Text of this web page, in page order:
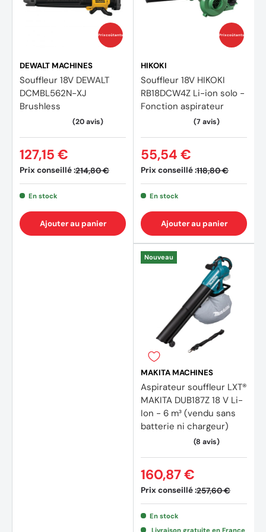
1X batterie
Prix coûtants
DEWALT MACHINES
Souffleur 18V DEWALT
DCMBL562N-XJ
Brushless
Prix conseillé :214,80 €
127,15 €
En stock
Ajouter au panier
Prix coûtants
HIKOKI
Souffleur 18V HIKOKI
RB18DCW4Z Li-ion solo -
Fonction aspirateur
Prix conseillé :118,80 €
55,54 €
En stock
Ajouter au panier
Nouveau
MAKITA MACHINES
Aspirateur souffleur LXT®
MAKITA DUB187Z 18 V Li-
Ion - 6 m³ (vendu sans
batterie ni chargeur)
Prix conseillé :257,60 €
160,87 €
En stock